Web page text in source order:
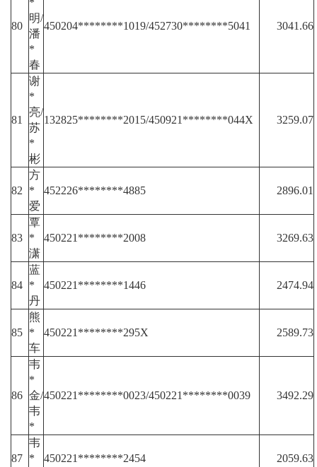
80
*
明/
潘
*
春
450204********1019/452730********5041 3041.66
81
谢
*
亮/
苏
*
彬
132825********2015/450921********044X 3259.07
82
方
*
爱
452226********4885 2896.01
83
覃
*
潇
450221********2008 3269.63
84
蓝
*
丹
450221********1446 2474.94
85
熊
*
车
450221********295X 2589.73
86
韦
*
金/
韦
*
450221********0023/450221********0039 3492.29
87
韦
*
450221********2454 2059.63